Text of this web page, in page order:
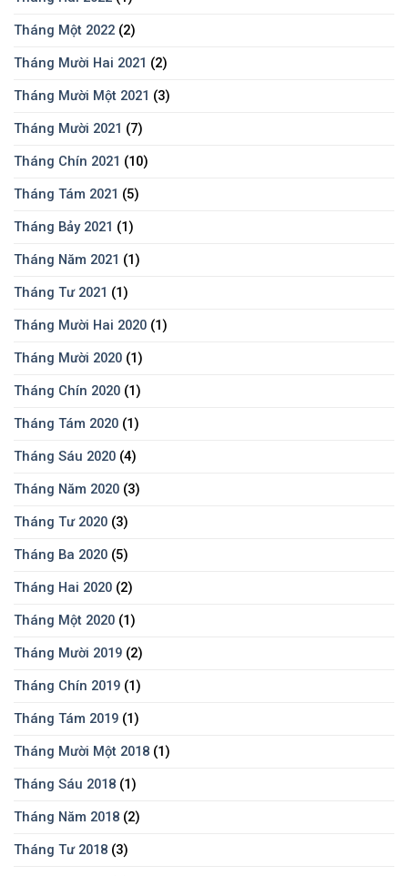
Tháng Một 2022 (2)
Tháng Mười Hai 2021 (2)
Tháng Mười Một 2021 (3)
Tháng Mười 2021 (7)
Tháng Chín 2021 (10)
Tháng Tám 2021 (5)
Tháng Bảy 2021 (1)
Tháng Năm 2021 (1)
Tháng Tư 2021 (1)
Tháng Mười Hai 2020 (1)
Tháng Mười 2020 (1)
Tháng Chín 2020 (1)
Tháng Tám 2020 (1)
Tháng Sáu 2020 (4)
Tháng Năm 2020 (3)
Tháng Tư 2020 (3)
Tháng Ba 2020 (5)
Tháng Hai 2020 (2)
Tháng Một 2020 (1)
Tháng Mười 2019 (2)
Tháng Chín 2019 (1)
Tháng Tám 2019 (1)
Tháng Mười Một 2018 (1)
Tháng Sáu 2018 (1)
Tháng Năm 2018 (2)
Tháng Tư 2018 (3)